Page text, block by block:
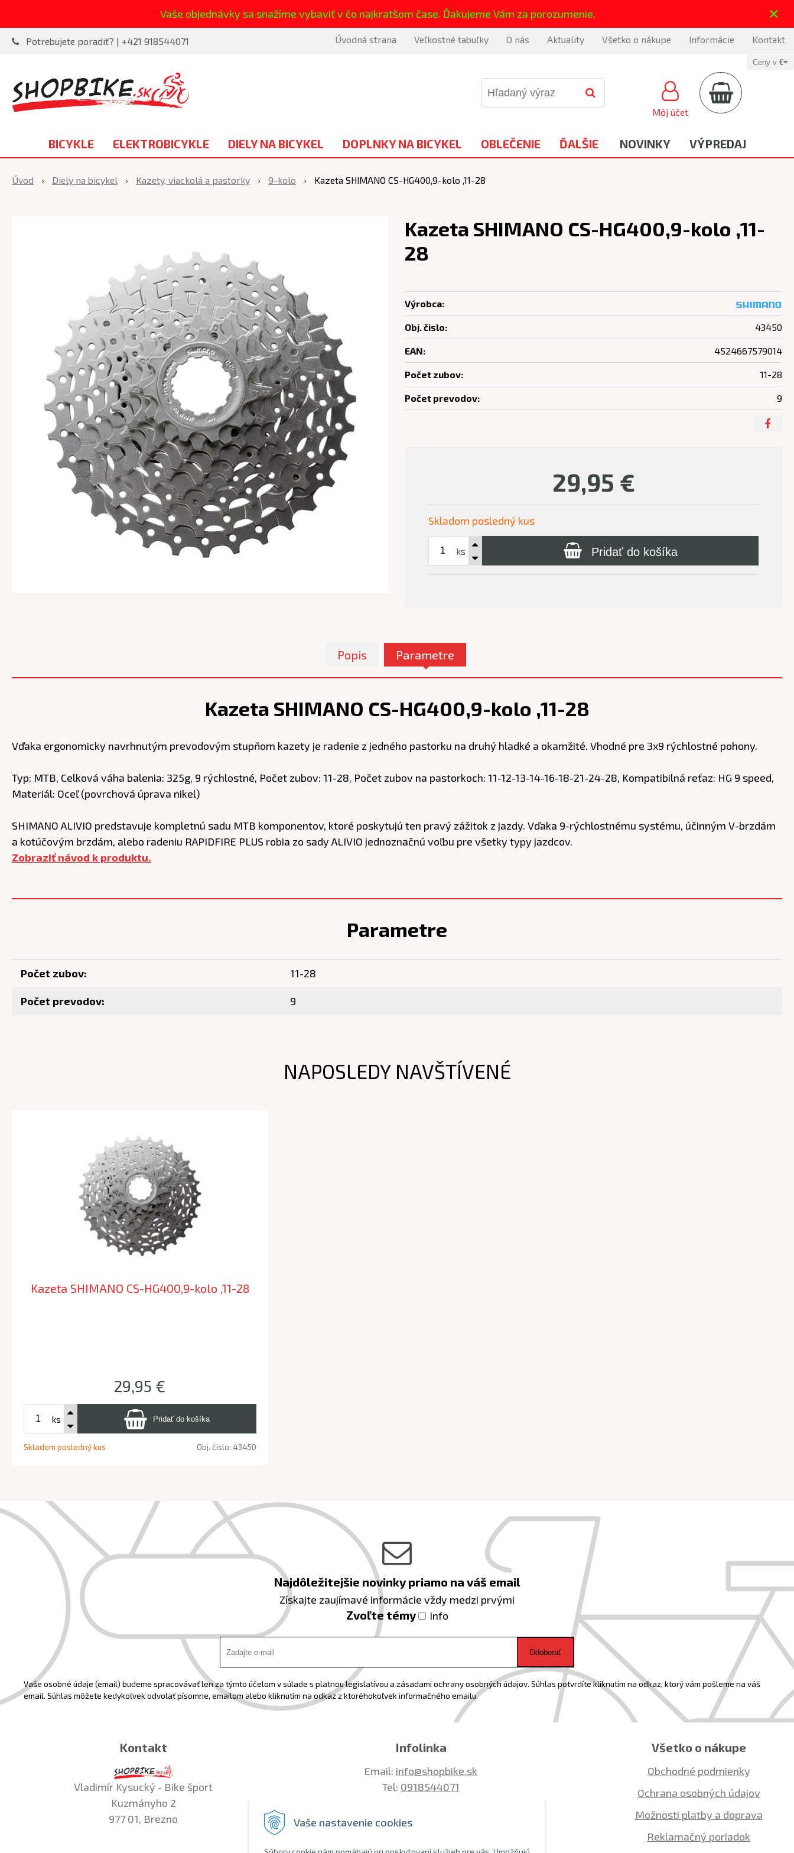
Vaše nastavenie cookies
Vaše objednávky sa snažíme vybaviť v čo najkratšom čase. Ďakujeme Vám za porozumenie. ×
Potrebujete poradiť? | +421 918544071 Úvodná strana Veľkostné tabuľky O nás Aktuality Všetko o nákupe Informácie Kontakt
Môj účet
Ceny v €
BICYKLE ELEKTROBICYKLE DIELY NA BICYKEL DOPLNKY NA BICYKEL OBLEČENIE ĎALŠIE NOVINKY VÝPREDAJ
Úvod Diely na bicykel Kazety, viackolá a pastorky 9-kolo Kazeta SHIMANO CS-HG400,9-kolo ,11-28
Kazeta SHIMANO CS-HG400,9-kolo ,11-
28
29,95 €
Skladom posledný kus
ks Pridať do košíka
Výrobca:
Obj. čislo: 43450
EAN: 4524667579014
Počet zubov: 11-28
Počet prevodov: 9
Popis Parametre
Kazeta SHIMANO CS-HG400,9-kolo ,11-28
Vďaka ergonomicky navrhnutým prevodovým stupňom kazety je radenie z jedného pastorku na druhý hladké a okamžité. Vhodné pre 3x9 rýchlostné pohony.
Typ: MTB, Celková váha balenia: 325g, 9 rýchlostné, Počet zubov: 11-28, Počet zubov na pastorkoch: 11-12-13-14-16-18-21-24-28, Kompatibilná reťaz: HG 9 speed,
Materiál: Oceľ (povrchová úprava nikel)
SHIMANO ALIVIO predstavuje kompletnú sadu MTB komponentov, ktoré poskytujú ten pravý zážitok z jazdy. Vďaka 9-rýchlostnému systému, účinným V-brzdám
a kotúčovým brzdám, alebo radeniu RAPIDFIRE PLUS robia zo sady ALIVIO jednoznačnú voľbu pre všetky typy jazdcov.
Zobraziť návod k produktu.
Parametre
Počet zubov: 11-28
Počet prevodov: 9
NAPOSLEDY NAVŠTÍVENÉ
Kazeta SHIMANO CS-HG400,9-kolo ,11-28
29,95 €
ks
Skladom posledný kus Obj. čislo: 43450
Najdôležitejšie novinky priamo na váš email
Získajte zaujímavé informácie vždy medzi prvými
Zvoľte témy info
Odoberať
Vaše osobné údaje (email) budeme spracovávať len za týmto účelom v súlade s platnou legislatívou a zásadami ochrany osobných údajov. Súhlas potvrdíte kliknutím na odkaz, ktorý vám pošleme na váš
email. Súhlas môžete kedykoľvek odvolať písomne, emailom alebo kliknutím na odkaz z ktoréhokoľvek informačného emailu.
Kontakt
Vladimír Kysucký - Bike šport
Kuzmányho 2
977 01, Brezno
Infolinka
Email: info@shopbike.sk
Tel: 0918544071
Všetko o nákupe
Obchodné podmienky
Ochrana osobných údajov
Možnosti platby a doprava
Reklamačný poriadok